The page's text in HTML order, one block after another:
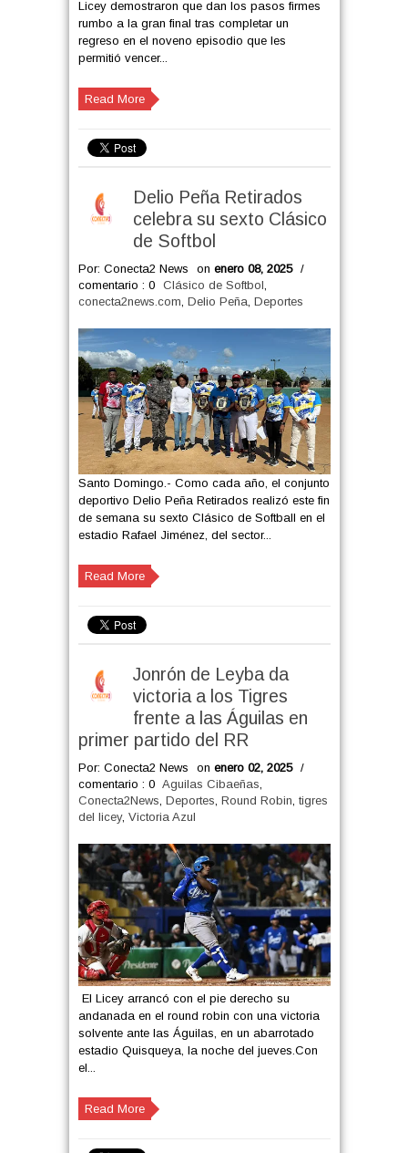
Licey demostraron que dan los pasos firmes
rumbo a la gran final tras completar un
regreso en el noveno episodio que les
permitió vencer...
Read More
Delio Peña Retirados
celebra su sexto Clásico
de Softbol
Por: Conecta2 News on enero 08, 2025
/
comentario : 0
Clásico de Softbol,
conecta2news.com, Delio Peña, Deportes
Santo Domingo.- Como cada año, el conjunto
deportivo Delio Peña Retirados realizó este fin
de semana su sexto Clásico de Softball en el
estadio Rafael Jiménez, del sector...
Read More
Jonrón de Leyba da
victoria a los Tigres
frente a las Águilas en
primer partido del RR
Por: Conecta2 News on enero 02, 2025
/
comentario : 0 Aguilas Cibaeñas,
Conecta2News, Deportes, Round Robin, tigres
del licey, Victoria Azul
El Licey arrancó con el pie derecho su
andanada en el round robin con una victoria
solvente ante las Águilas, en un abarrotado
estadio Quisqueya, la noche del jueves.Con
el...
Read More